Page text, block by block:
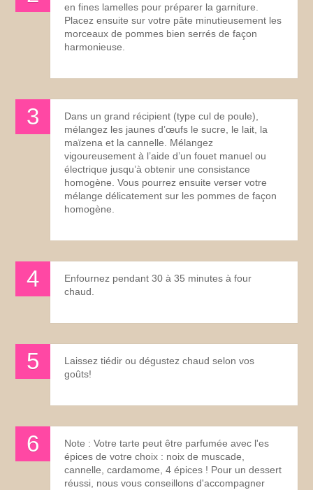
en fines lamelles pour préparer la garniture.
Placez ensuite sur votre pâte minutieusement les
morceaux de pommes bien serrés de façon
harmonieuse.
Dans un grand récipient (type cul de poule),
mélangez les jaunes d’œufs le sucre, le lait, la
maïzena et la cannelle. Mélangez
vigoureusement à l’aide d’un fouet manuel ou
électrique jusqu’à obtenir une consistance
homogène. Vous pourrez ensuite verser votre
mélange délicatement sur les pommes de façon
homogène.
Enfournez pendant 30 à 35 minutes à four
chaud.
Laissez tiédir ou dégustez chaud selon vos
goûts!
Note : Votre tarte peut être parfumée avec l'es
épices de votre choix : noix de muscade,
cannelle, cardamome, 4 épices ! Pour un dessert
réussi, nous vous conseillons d'accompagner